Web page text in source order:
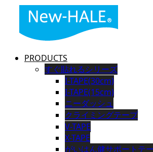
PRODUCTS
すぐ貼れるシリーズ
I-TAPE(30cm)
I-TAPE(15cm)
ニーダッシュ
クライミングテープ
V-TAPE
X-TAPE
がいはん健サポートテ